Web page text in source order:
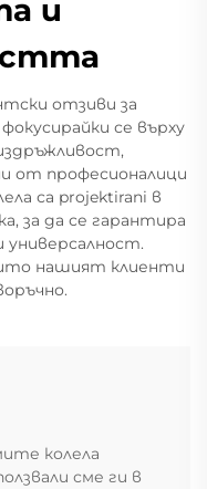
и
отзиви за
се върху
от професионалици
са projektirani в
за да се гарантира
нашият клиенти
колела
сме ги в